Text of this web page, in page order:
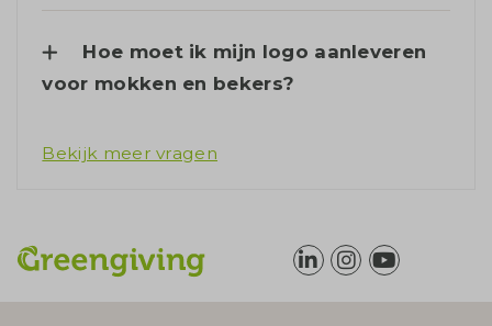
Hoe moet ik mijn logo aanleveren
voor mokken en bekers?
Bekijk meer vragen